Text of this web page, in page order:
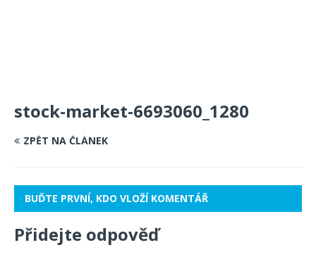
stock-market-6693060_1280
ZPĚT NA ČLÁNEK
BUĎTE PRVNÍ, KDO VLOŽÍ KOMENTÁŘ
Přidejte odpověď